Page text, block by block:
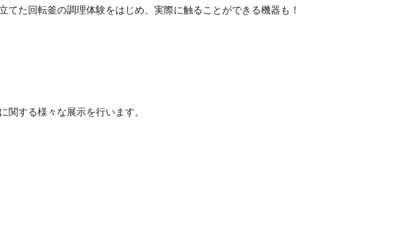
た回転釜の調理体験をはじめ、実際に触ることができる機器も！
する様々な展示を行います。